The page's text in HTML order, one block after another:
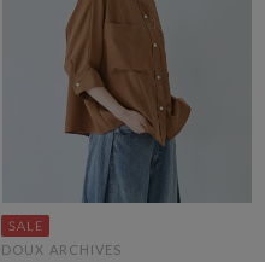
DOUX ARCHIVES